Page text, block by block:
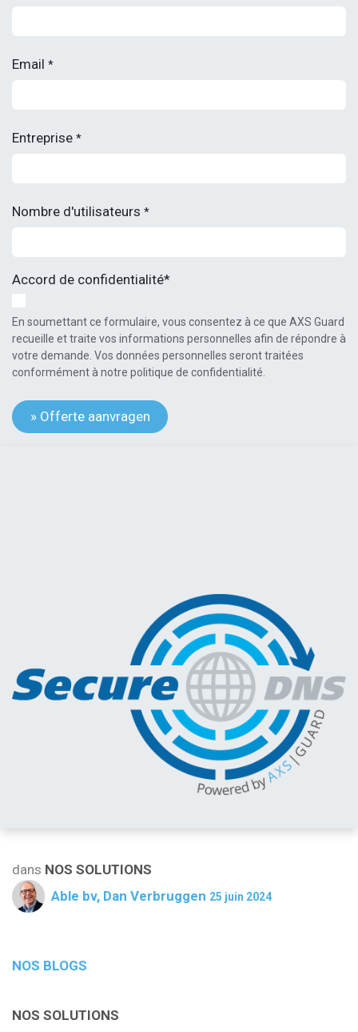
Email *
Entreprise *
Nombre d'utilisateurs *
Accord de confidentialité*
En soumettant ce formulaire, vous consentez à ce que AXS Guard
recueille et traite vos informations personnelles afin de répondre à
votre demande. Vos données personnelles seront traitées
conformément à notre politique de confidentialité.
» Offerte aanvragen
dans NOS SOLUTIONS
Able bv, Dan Verbruggen 25 juin 2024
NOS BLOGS
NOS SOLUTIONS